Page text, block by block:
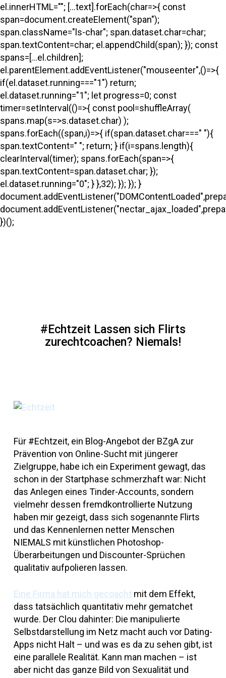
el.innerHTML=""; [...text].forEach(char=>{ const
span=document.createElement("span");
span.className="ls-char"; span.dataset.char=char;
span.textContent=char; el.appendChild(span); }); const
spans=[...el.children];
el.parentElement.addEventListener("mouseenter",()=>{
if(el.dataset.running==="1") return;
el.dataset.running="1"; let progress=0; const
timer=setInterval(()=>{ const pool=shuffleArray(
spans.map(s=>s.dataset.char) );
spans.forEach((span,i)=>{ if(span.dataset.char===" "){
span.textContent=" "; return; } if(i=spans.length){
clearInterval(timer); spans.forEach(span=>{
span.textContent=span.dataset.char; });
el.dataset.running="0"; } },32); }); }); }
})();
#Echtzeit Lassen sich Flirts
zurechtcoachen? Niemals!
Für #Echtzeit, ein Blog-Angebot der BZgA zur
Prävention von Online-Sucht mit jüngerer
Zielgruppe, habe ich ein Experiment gewagt, das
schon in der Startphase schmerzhaft war: Nicht
das Anlegen eines Tinder-Accounts, sondern
vielmehr dessen fremdkontrollierte Nutzung
haben mir gezeigt, dass sich sogenannte Flirts
und das Kennenlernen netter Menschen
NIEMALS mit künstlichen Photoshop-
Überarbeitungen und Discounter-Sprüchen
qualitativ aufpolieren lassen.
Eine Firma hat mich gecoacht mit dem Effekt,
dass tatsächlich quantitativ mehr gematchet
wurde. Der Clou dahinter: Die manipulierte
Selbstdarstellung im Netz macht auch vor Dating-
Apps nicht Halt – und was es da zu sehen gibt, ist
eine parallele Realität. Kann man machen – ist
aber nicht das ganze Bild von Sexualität und